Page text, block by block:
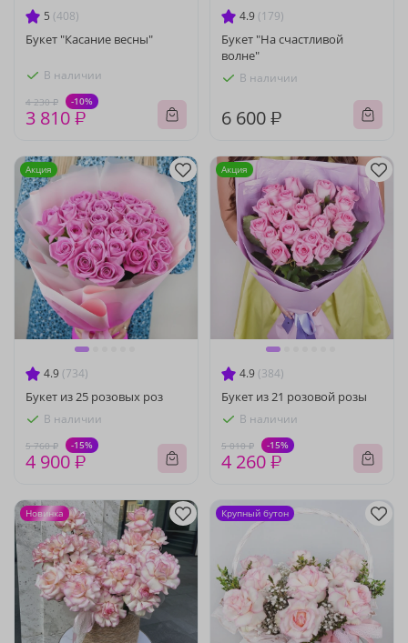
5 (408)
Букет "Касание весны"
В наличии
4 230 ₽ -10%
3 810 ₽
4.9 (179)
Букет "На счастливой
волне"
В наличии
6 600 ₽
4.9 (734)
Букет из 25 розовых роз
В наличии
5 760 ₽ -15%
4 900 ₽
Акция
4.9 (384)
Букет из 21 розовой розы
В наличии
5 010 ₽ -15%
4 260 ₽
Акция
Новинка Крупный бутон